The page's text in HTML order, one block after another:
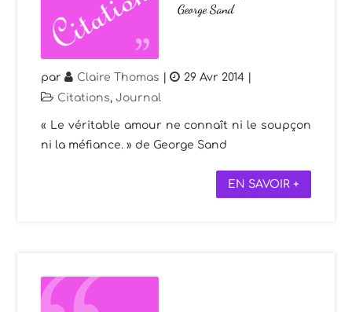
George Sand
par Claire Thomas | 29 Avr 2014
Citations,Journal
« Le véritable amour ne connaît ni le soupçon
ni la méfiance. » de George Sand
EN SAVOIR +